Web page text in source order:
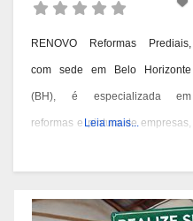
RENOVO Reformas Prediais,
com sede em Belo Horizonte
(BH), é especializada em
reformas e pintura de empresas,
experiência desde 1978 e são
conhecidos por seus serviços de
Leia mais...